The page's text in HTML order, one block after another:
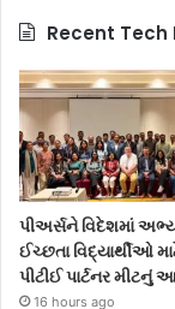
Recent Tech
પીઅર્સને વિદેશમાં
ઈચ્છતા વિદ્યાર્થીઓ
પીટીઈ પાર્ટનર મીટનું
16 hours ago